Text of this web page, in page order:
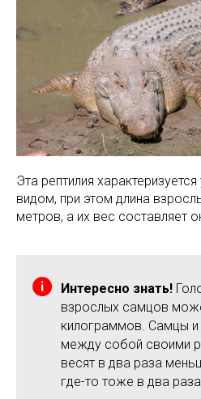
Эта рептилия
видом, при этом длина
метров, а их вес составляет
Интересно знать!
взрослых самцов
килограммов. Самцы и
между собой своими
весят в два раза
где-то тоже в два